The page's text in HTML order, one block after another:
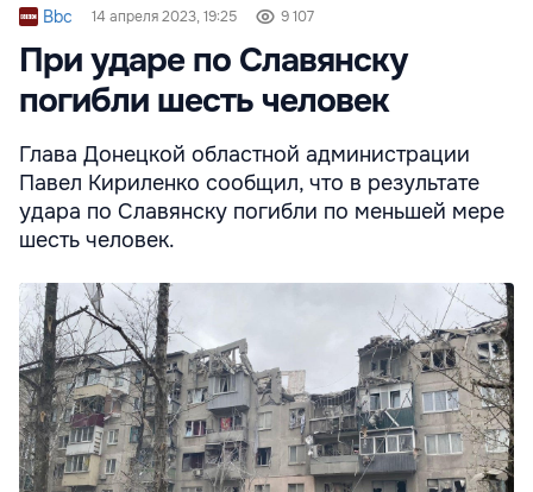
Bbc 14 апреля 2023, 19:25 9 107
При ударе по Славянску
погибли шесть человек
Глава Донецкой областной администрации
Павел Кириленко сообщил, что в результате
удара по Славянску погибли по меньшей мере
шесть человек.